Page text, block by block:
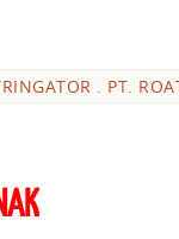
. PT.